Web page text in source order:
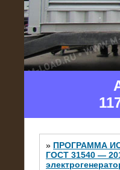
» ПРОГРАММА
ГОСТ 31540 —